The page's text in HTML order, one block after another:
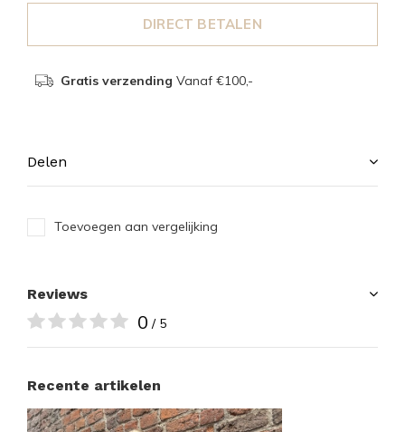
DIRECT BETALEN
Gratis verzending Vanaf €100,-
Delen
Toevoegen aan vergelijking
Reviews
0 / 5
Recente artikelen